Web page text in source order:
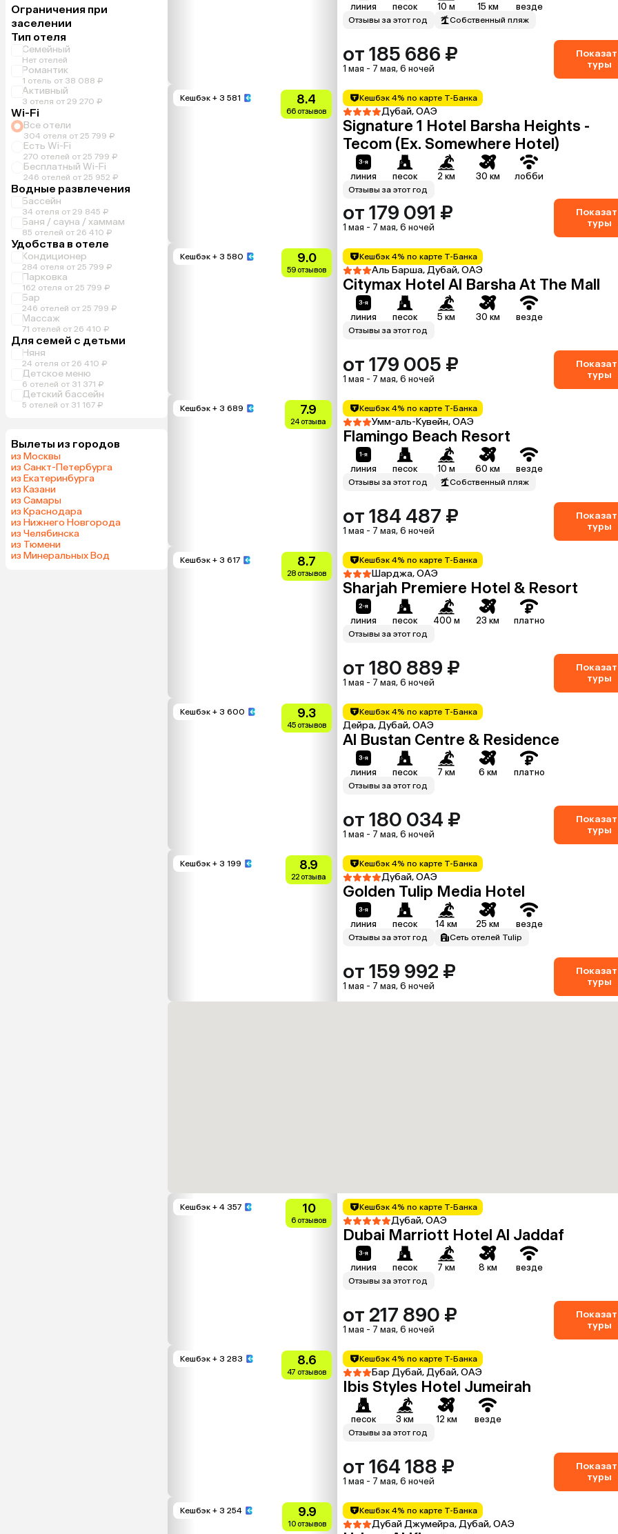
Ограничения при
заселении
Тип отеля
Семейный
Нет отелей
Романтик
1 отель от 38 088 ₽
Активный
3 отеля от 29 270 ₽
Wi-Fi
Все отели
304 отеля от 25 799 ₽
Есть Wi-Fi
270 отелей от 25 799 ₽
Бесплатный Wi-Fi
246 отелей от 25 952 ₽
Водные развлечения
Бассейн
34 отеля от 29 845 ₽
Баня / сауна / хаммам
85 отелей от 26 410 ₽
Удобства в отеле
Кондиционер
284 отеля от 25 799 ₽
Парковка
162 отеля от 25 799 ₽
Бар
246 отелей от 25 799 ₽
Массаж
71 отелей от 26 410 ₽
Для семей с детьми
Няня
24 отеля от 26 410 ₽
Детское меню
6 отелей от 31 371 ₽
Детский бассейн
5 отелей от 31 167 ₽
Вылеты из городов
из Москвы
из Санкт-Петербурга
из Екатеринбурга
из Казани
из Самары
из Краснодара
из Нижнего Новгорода
из Челябинска
из Тюмени
из Минеральных Вод
линия песок 10 м 15 км везде
Отзывы за этот год Собственный пляж
от 185 686 ₽
1 мая - 7 мая, 6 ночей
туры
Кешбэк + 3 581 8.4
66 отзывов
Кешбэк 4% по карте Т-Банка
Дубай, ОАЭ
Signature 1 Hotel Barsha Heights -
Tecom (Ex. Somewhere Hotel)
линия песок 2 км 30 км лобби
Отзывы за этот год
от 179 091 ₽
1 мая - 7 мая, 6 ночей
туры
Кешбэк + 3 580 9.0
59 отзывов
Кешбэк 4% по карте Т-Банка
Аль Барша, Дубай, ОАЭ
Citymax Hotel Al Barsha At The Mall
линия песок 5 км 30 км везде
Отзывы за этот год
от 179 005 ₽
1 мая - 7 мая, 6 ночей
туры
Кешбэк + 3 689 7.9
24 отзыва
Кешбэк 4% по карте Т-Банка
Умм-аль-Кувейн, ОАЭ
Flamingo Beach Resort
линия песок 10 м 60 км везде
Отзывы за этот год Собственный пляж
от 184 487 ₽
1 мая - 7 мая, 6 ночей
туры
Кешбэк + 3 617 8.7
28 отзывов
Кешбэк 4% по карте Т-Банка
Шарджа, ОАЭ
Sharjah Premiere Hotel & Resort
линия песок 400 м 23 км платно
Отзывы за этот год
от 180 889 ₽
1 мая - 7 мая, 6 ночей
туры
Кешбэк + 3 600 9.3
45 отзывов
Кешбэк 4% по карте Т-Банка
Дейра, Дубай, ОАЭ
Al Bustan Centre & Residence
линия песок 7 км 6 км платно
Отзывы за этот год
от 180 034 ₽
1 мая - 7 мая, 6 ночей
туры
Кешбэк + 3 199 8.9
22 отзыва
Кешбэк 4% по карте Т-Банка
Дубай, ОАЭ
Golden Tulip Media Hotel
линия песок 14 км 25 км везде
Отзывы за этот год Сеть отелей Tulip
от 159 992 ₽
1 мая - 7 мая, 6 ночей
туры
Кешбэк + 4 357 10
6 отзывов
Кешбэк 4% по карте Т-Банка
Дубай, ОАЭ
Dubai Marriott Hotel Al Jaddaf
линия песок 7 км 8 км везде
Отзывы за этот год
от 217 890 ₽
1 мая - 7 мая, 6 ночей
туры
Кешбэк + 3 283 8.6
47 отзывов
Кешбэк 4% по карте Т-Банка
Бар Дубай, Дубай, ОАЭ
Ibis Styles Hotel Jumeirah
песок 3 км 12 км везде
Отзывы за этот год
от 164 188 ₽
1 мая - 7 мая, 6 ночей
туры
Кешбэк + 3 254 9.9
10 отзывов
Кешбэк 4% по карте Т-Банка
Дубай Джумейра, Дубай, ОАЭ